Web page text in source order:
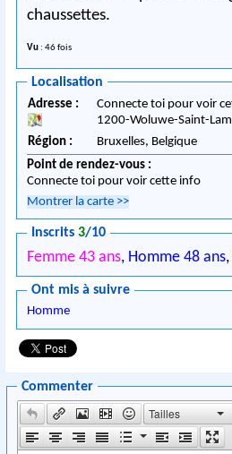
chaussettes.
Vu : 46 fois
Localisation
Adresse :
Connecte toi pour voir
1200-Woluwe-Saint-
Région :
Bruxelles, Belgique
Point de rendez-vous :
Connecte toi pour voir cette info
Montrer la carte >>
Inscrits3/10
Femme 43 ans, Homme 48 ans,
Ont mis à suivre
Homme
Commenter
Tailles